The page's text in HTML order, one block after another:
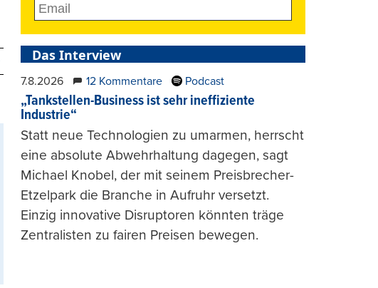
Das Interview
7.8.2026 12 Kommentare Podcast
„Tankstellen-Business ist sehr ineffiziente
Industrie“
Statt neue Technologien zu umarmen, herrscht
eine absolute Abwehrhaltung dagegen, sagt
Michael Knobel, der mit seinem Preisbrecher-
Etzelpark die Branche in Aufruhr versetzt.
Einzig innovative Disruptoren könnten träge
Zentralisten zu fairen Preisen bewegen.